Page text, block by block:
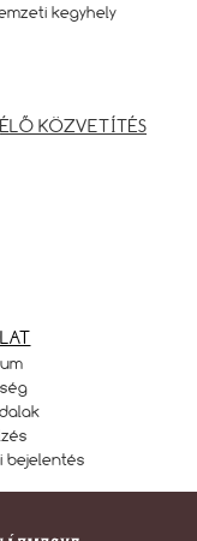
kegyhely
ÉLŐ KÖZVETÍTÉS
bejelentés